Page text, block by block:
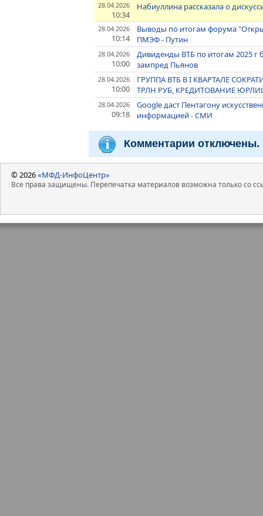
28.04.2026
10:34
Набиуллина рассказала о
28.04.2026
10:14
Выводы по итогам форума
ПМЭФ - Путин
28.04.2026
10:00
Дивиденды ВТБ по итогам 2025 г
зампред Пьянов
28.04.2026
10:00
ГРУППА ВТБ В I КВАРТАЛЕ
ТРЛН РУБ, КРЕДИТОВАНИЕ
28.04.2026
09:18
Google даст Пентагону
информацией - СМИ
Комментарии отключены.
© 2026«МФД-ИнфоЦентр»
Все права защищены. Перепечатка материалов возможна только со